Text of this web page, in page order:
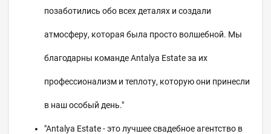
позаботились обо всех деталях и создали
атмосферу, которая была просто волшебной. Мы
благодарны команде Antalya Estate за их
профессионализм и теплоту, которую они принесли
в наш особый день."
"Antalya Estate - это лучшее свадебное агентство в